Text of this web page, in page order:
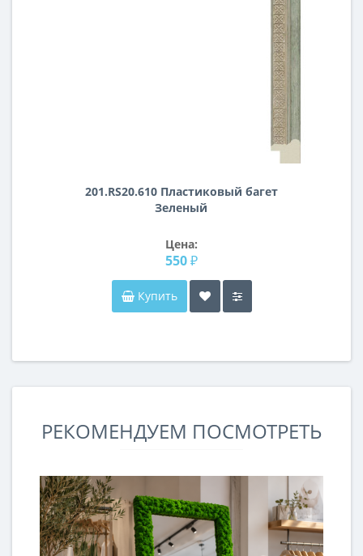
201.RS20.610 Пластиковый багет
Зеленый
Цена:
550 ₽
Купить
РЕКОМЕНДУЕМ ПОСМОТРЕТЬ